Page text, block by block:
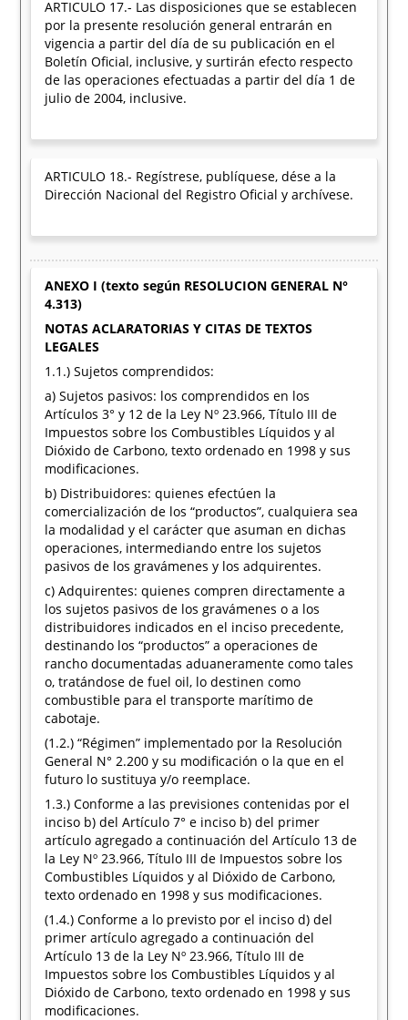
ARTICULO 17.- Las disposiciones que se establecen
por la presente resolución general entrarán en
vigencia a partir del día de su publicación en el
Boletín Oficial, inclusive, y surtirán efecto respecto
de las operaciones efectuadas a partir del día 1 de
julio de 2004, inclusive.
ARTICULO 18.- Regístrese, publíquese, dése a la
Dirección Nacional del Registro Oficial y archívese.
ANEXO I (texto según RESOLUCION GENERAL N°
4.313)
NOTAS ACLARATORIAS Y CITAS DE TEXTOS
LEGALES
1.1.) Sujetos comprendidos:
a) Sujetos pasivos: los comprendidos en los
Artículos 3° y 12 de la Ley Nº 23.966, Título III de
Impuestos sobre los Combustibles Líquidos y al
Dióxido de Carbono, texto ordenado en 1998 y sus
modificaciones.
b) Distribuidores: quienes efectúen la
comercialización de los “productos”, cualquiera sea
la modalidad y el carácter que asuman en dichas
operaciones, intermediando entre los sujetos
pasivos de los gravámenes y los adquirentes.
c) Adquirentes: quienes compren directamente a
los sujetos pasivos de los gravámenes o a los
distribuidores indicados en el inciso precedente,
destinando los “productos” a operaciones de
rancho documentadas aduaneramente como tales
o, tratándose de fuel oil, lo destinen como
combustible para el transporte marítimo de
cabotaje.
(1.2.) “Régimen” implementado por la Resolución
General N° 2.200 y su modificación o la que en el
futuro lo sustituya y/o reemplace.
1.3.) Conforme a las previsiones contenidas por el
inciso b) del Artículo 7° e inciso b) del primer
artículo agregado a continuación del Artículo 13 de
la Ley Nº 23.966, Título III de Impuestos sobre los
Combustibles Líquidos y al Dióxido de Carbono,
texto ordenado en 1998 y sus modificaciones.
(1.4.) Conforme a lo previsto por el inciso d) del
primer artículo agregado a continuación del
Artículo 13 de la Ley Nº 23.966, Título III de
Impuestos sobre los Combustibles Líquidos y al
Dióxido de Carbono, texto ordenado en 1998 y sus
modificaciones.